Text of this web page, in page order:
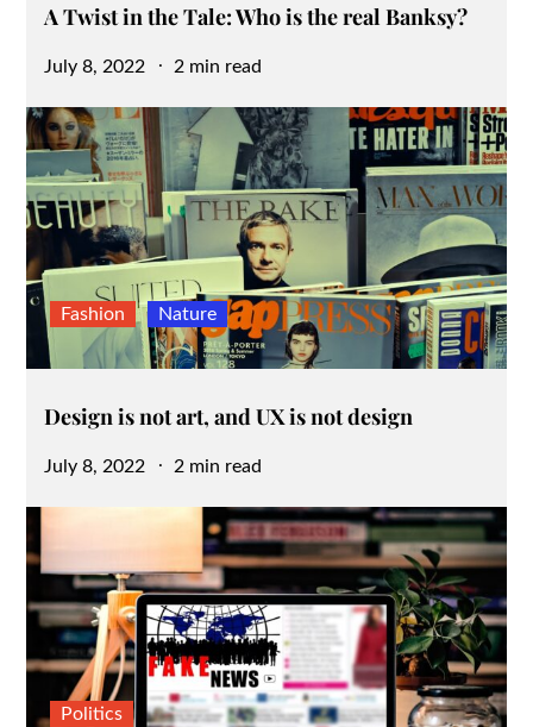
A Twist in the Tale: Who is the real Banksy?
Posted
July 8, 2022 2 min read
Fashion Nature
Design is not art, and UX is not design
Posted
July 8, 2022 2 min read
Politics